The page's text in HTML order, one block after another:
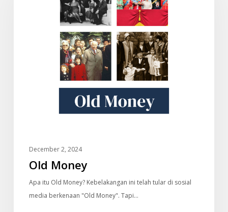
December 2, 2024
Old Money
Apa itu Old Money? Kebelakangan ini telah tular di sosial
media berkenaan "Old Money". Tapi…